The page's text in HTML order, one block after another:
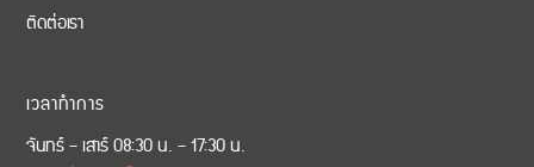
ติดต่อเรา
เวลาทำการ
จันทร์ – เสาร์ 08:30 น. – 17:30 น.